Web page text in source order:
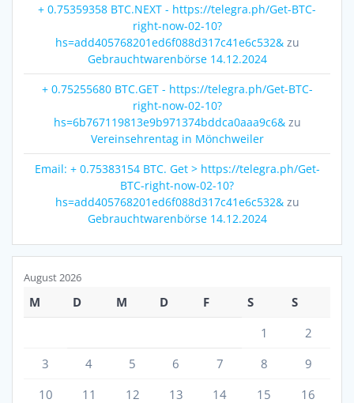
+ 0.75359358 BTC.NEXT - https://telegra.ph/Get-BTC-
right-now-02-10?
hs=add405768201ed6f088d317c41e6c532&zu
Gebrauchtwarenbörse 14.12.2024
+ 0.75255680 BTC.GET - https://telegra.ph/Get-BTC-
right-now-02-10?
hs=6b767119813e9b971374bddca0aaa9c6&zu
Vereinsehrentag in Mönchweiler
Email: + 0.75383154 BTC. Get > https://telegra.ph/Get-
BTC-right-now-02-10?
hs=add405768201ed6f088d317c41e6c532&zu
Gebrauchtwarenbörse 14.12.2024
August 2026
M D M D F S
S
1
2
3
4 5 6 7 8
9
10
11 12 13 14 15
16